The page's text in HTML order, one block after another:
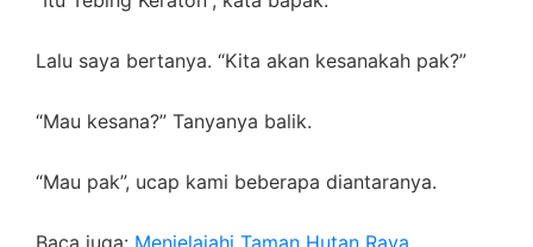
Lalu saya bertanya. “Kita akan kesanakah pak?”
“Mau kesana?” Tanyanya balik.
“Mau pak”, ucap kami beberapa diantaranya.
Baca juga: Menjelajahi Taman Hutan Raya